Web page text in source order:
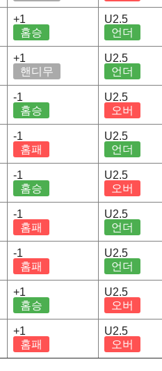
+1
홈승
U2.5
언더
+1
핸디무
U2.5
언더
-1
홈승
U2.5
오버
-1
홈패
U2.5
언더
-1
홈승
U2.5
오버
-1
홈패
U2.5
언더
-1
홈패
U2.5
언더
+1
홈승
U2.5
오버
+1
홈패
U2.5
오버